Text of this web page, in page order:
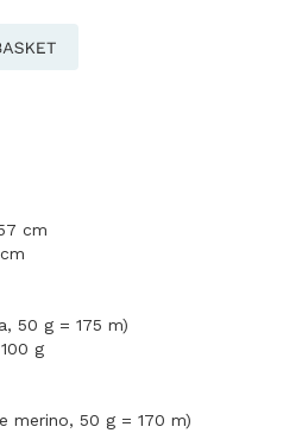
cm
50 g = 175 m)
g
merino, 50 g = 170 m)